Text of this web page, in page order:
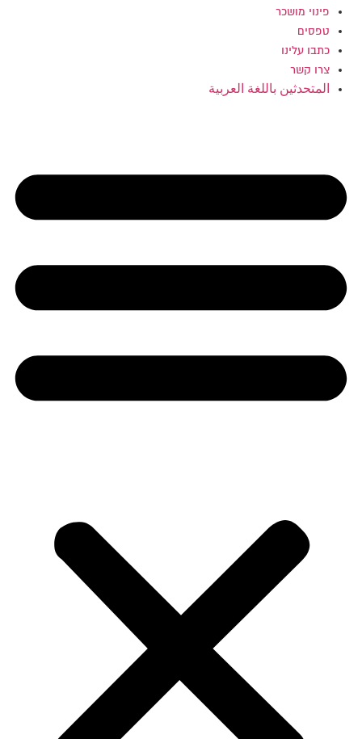
פינוי מושכר
טפסים
כתבו עלינו
צרו קשר
المتحدثين باللغة العربية